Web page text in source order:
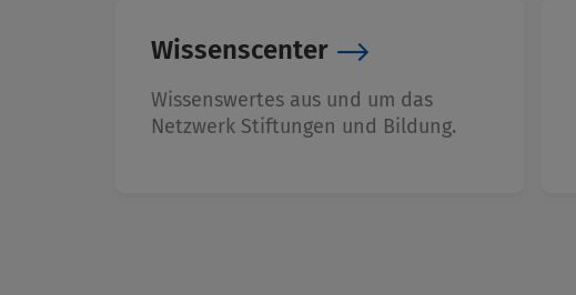
Wissenscenter
Wissenswertes aus und um das
Netzwerk Stiftungen und Bildung.